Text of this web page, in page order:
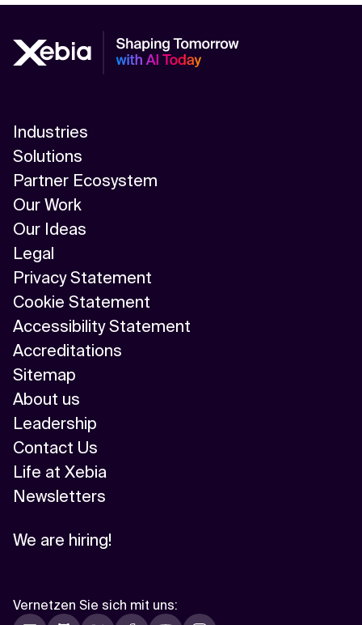
Industries
Solutions
Partner Ecosystem
Our Work
Our Ideas
Legal
Privacy Statement
Cookie Statement
Accessibility Statement
Accreditations
Sitemap
About us
Leadership
Contact Us
Life at Xebia
Newsletters
We are hiring!
Vernetzen Sie sich mit uns: